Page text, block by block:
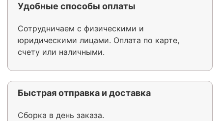
Удобные способы оплаты
Сотрудничаем с физическими и
юридическими лицами. Оплата по карте,
счету или наличными.
Быстрая отправка и доставка
Сборка в день заказа.